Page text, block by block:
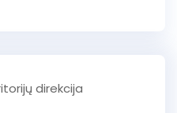
direkcija